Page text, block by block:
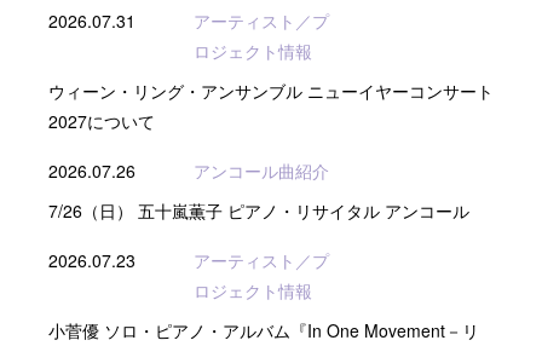
2026.07.31
アーティスト／プ
ロジェクト情報
ウィーン・リング・アンサンブル ニューイヤーコンサート
2027について
2026.07.26
アンコール曲紹介
7/26（日） 五十嵐薫子 ピアノ・リサイタル アンコール
2026.07.23
アーティスト／プ
ロジェクト情報
小菅優 ソロ・ピアノ・アルバム『In One Movement－リ